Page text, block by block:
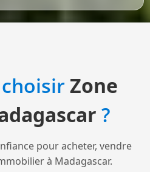
Zone
?
pour acheter, vendre
à Madagascar.